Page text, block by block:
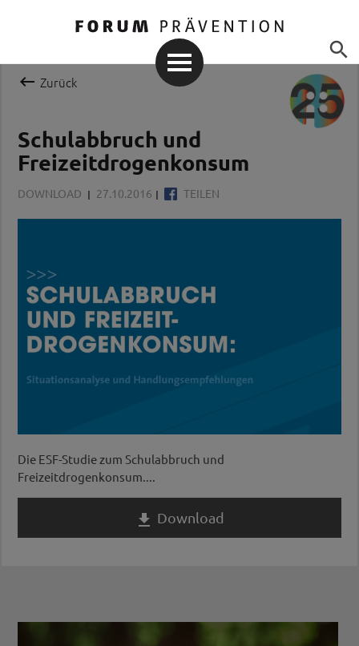

 Zurück
Schulabbruch und
Freizeitdrogenkonsum
DOWNLOAD 27.10.2016 TEILEN
Die ESF-Studie zum Schulabbruch und
Freizeitdrogenkonsum....
 Download